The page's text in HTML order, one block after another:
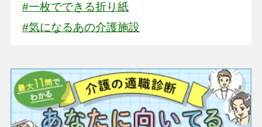
#一枚でできる折り紙
#気になるあの介護施設